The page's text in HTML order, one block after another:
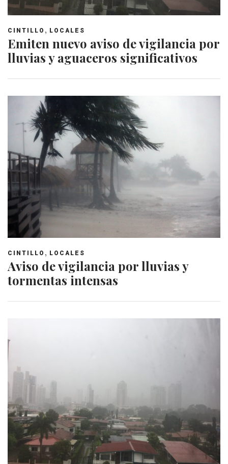
CINTILLO , LOCALES
Emiten nuevo aviso de vigilancia por
lluvias y aguaceros significativos
CINTILLO , LOCALES
Aviso de vigilancia por lluvias y
tormentas intensas